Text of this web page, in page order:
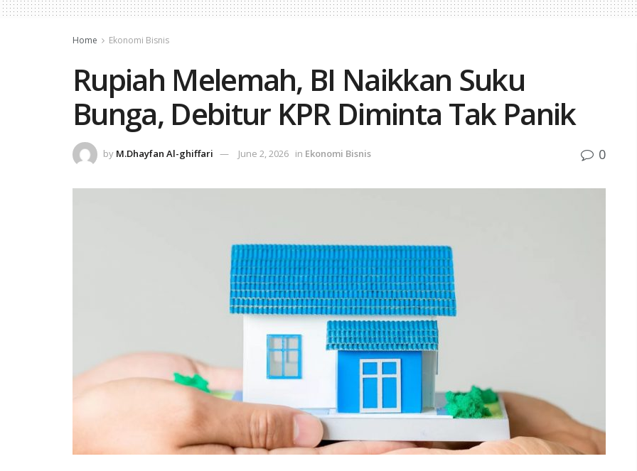
Home Ekonomi Bisnis
Rupiah Melemah, BI Naikkan Suku
Bunga, Debitur KPR Diminta Tak Panik
by M.Dhayfan Al-ghiffari June 2, 2026 in Ekonomi Bisnis 0